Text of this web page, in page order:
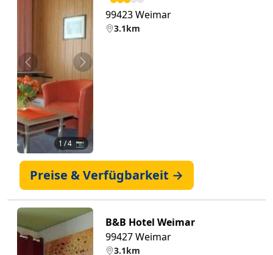
Zurück Weiter
1 / 4 📷
99423 Weimar
3.1km
Preise & Verfügbarkeit →
B&B Hotel Weimar
99427 Weimar
3.1km